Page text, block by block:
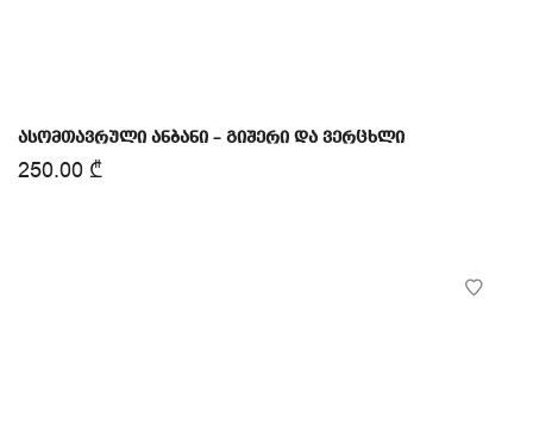
ასომთავრული ანბანი – გიშერი და ვერცხლი
250.00 ₾